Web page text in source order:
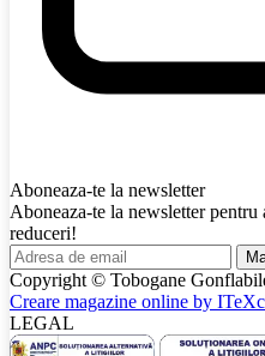
Aboneaza-te la newsletter
Aboneaza-te la newsletter
reduceri!
Copyright © Tobogane
Creare magazine online by
LEGAL